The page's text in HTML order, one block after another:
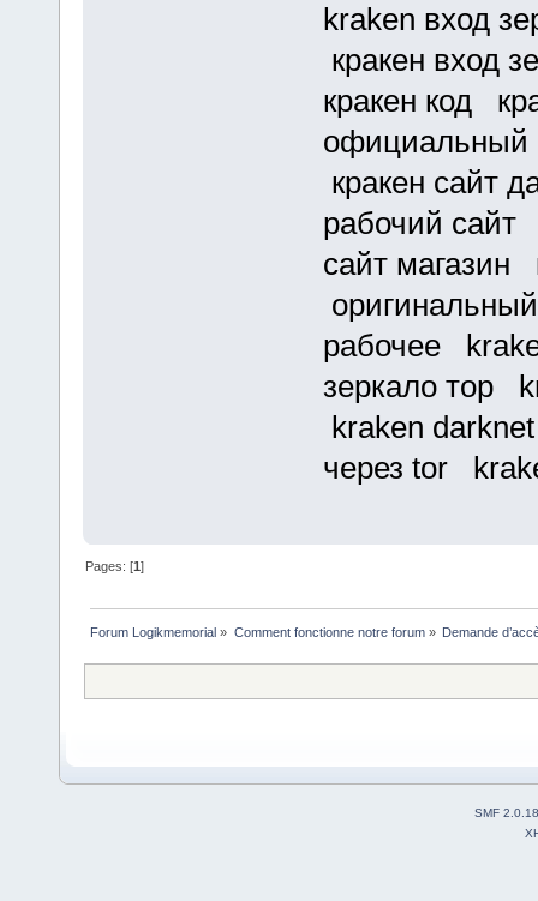
kraken вход
кракен вход
кракен код
официальный
кракен сайт
рабочий сайт
сайт магазин
рабочее
зеркало тор
kraken
через tor
Pages: [1]
Forum Logikmemorial » Comment fonctionne notre forum» Demande
SMF 2.0.18